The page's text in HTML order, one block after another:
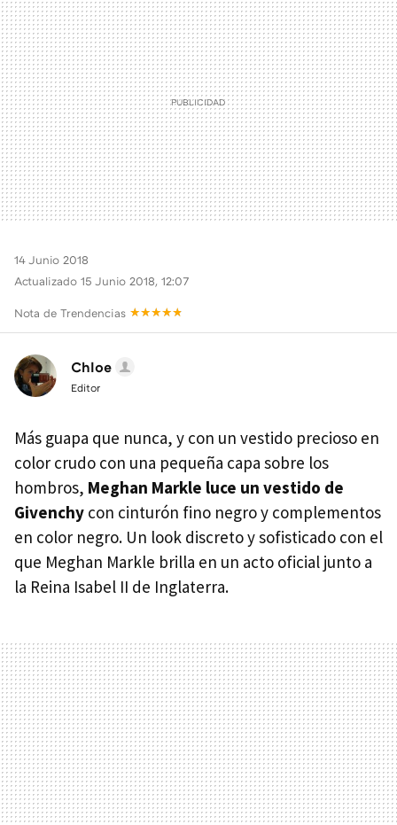
14 Junio 2018
Actualizado 15 Junio 2018, 12:07
Nota de Trendencias
Chloe
Editor
Más guapa que nunca, y con un vestido precioso en
color crudo con una pequeña capa sobre los
hombros, Meghan Markle luce un vestido de
Givenchy con cinturón fino negro y complementos
en color negro. Un look discreto y sofisticado con el
que Meghan Markle brilla en un acto oficial junto a
la Reina Isabel II de Inglaterra.